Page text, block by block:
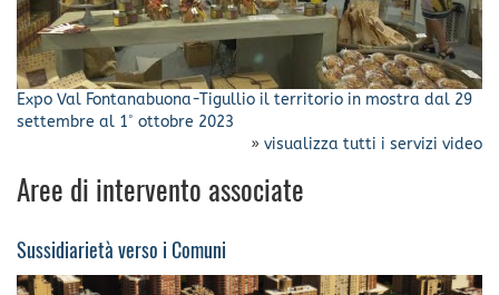
Expo Val Fontanabuona-Tigullio il territorio in mostra dal 29
settembre al 1˚ ottobre 2023
» visualizza tutti i servizi video
Aree di intervento associate
Sussidiarietà verso i Comuni